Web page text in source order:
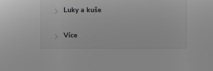
Luky a kuše
Více